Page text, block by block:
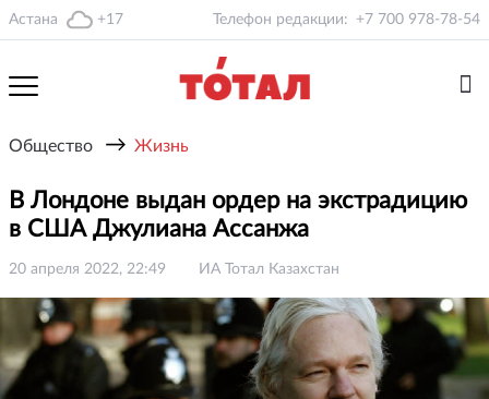
Астана +17 Телефон редакции: +7 700 978-78-54
Общество → Жизнь
В Лондоне выдан ордер на экстрадицию
в США Джулиана Ассанжа
20 апреля 2022, 22:49 ИА Тотал Казахстан